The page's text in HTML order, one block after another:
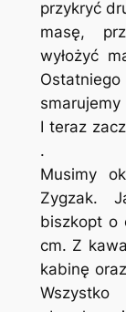
przykryć
masę,
wyłożyć
smarujemy
I teraz
.
Musimy
Zygzak.
biszkopt o
cm. Z
kabinę